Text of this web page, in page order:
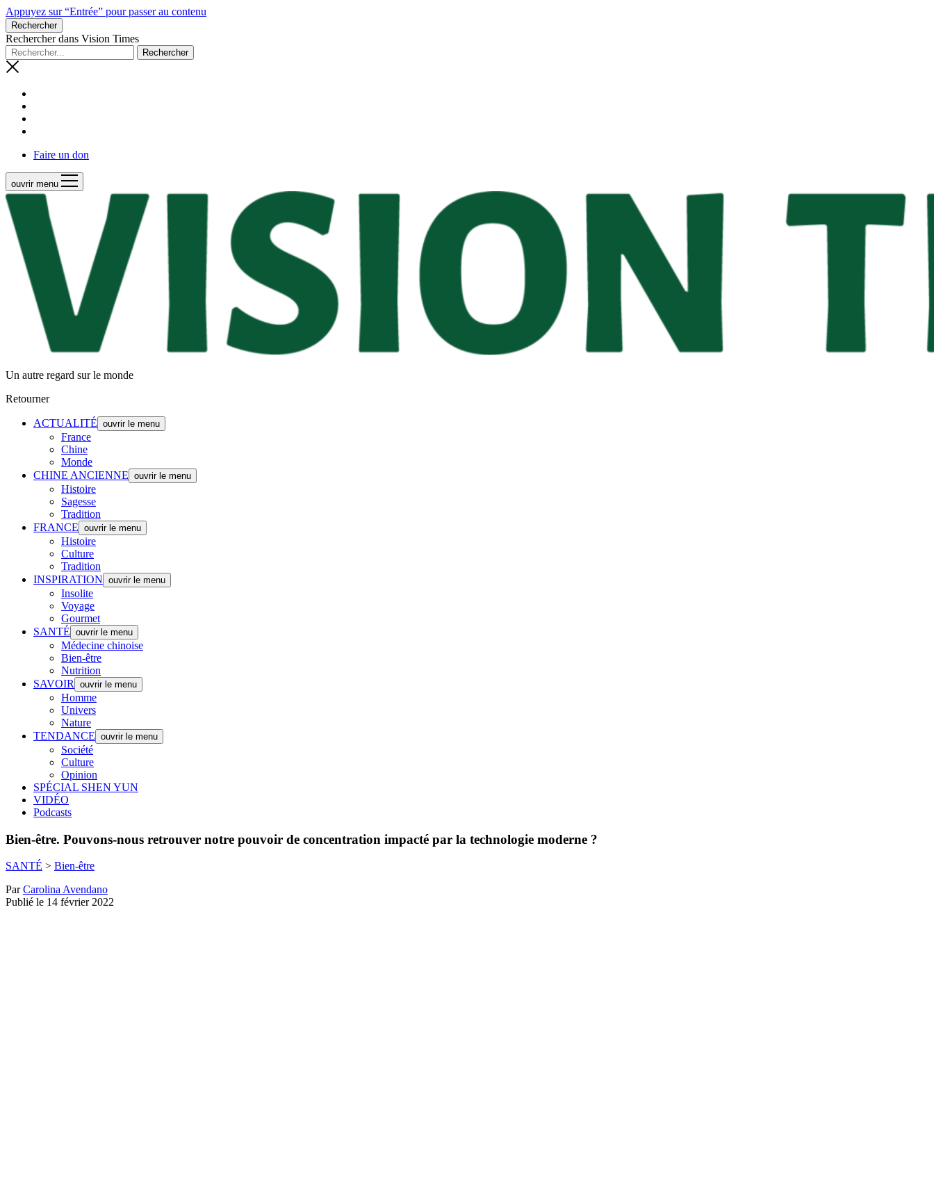
Appuyez sur “Entrée” pour passer au contenu
Rechercher
Rechercher dans Vision Times
Faire un don
ouvrir menu
Un autre regard sur le monde
Retourner
ACTUALITÉ ouvrir le menu
France
Chine
Monde
CHINE ANCIENNE ouvrir le menu
Histoire
Sagesse
Tradition
FRANCE ouvrir le menu
Histoire
Culture
Tradition
INSPIRATION ouvrir le menu
Insolite
Voyage
Gourmet
SANTÉ ouvrir le menu
Médecine chinoise
Bien-être
Nutrition
SAVOIR
ouvrir le menu
Homme
Univers
Nature
TENDANCE ouvrir le menu
Société
Culture
Opinion
SPÉCIAL SHEN YUN
VIDÉO
Podcasts
Bien-être. Pouvons-nous retrouver notre pouvoir de concentration impacté par la technologie moderne ?
SANTÉ > Bien-être
ParCarolina Avendano
Publié le 14 février 2022